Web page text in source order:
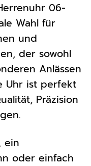
06-
Wahl für
und
der sowohl
Anlässen
Uhr ist perfekt
Präzision
ein
oder einfach